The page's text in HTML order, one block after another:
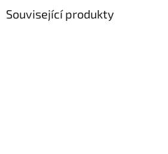
Související produkty